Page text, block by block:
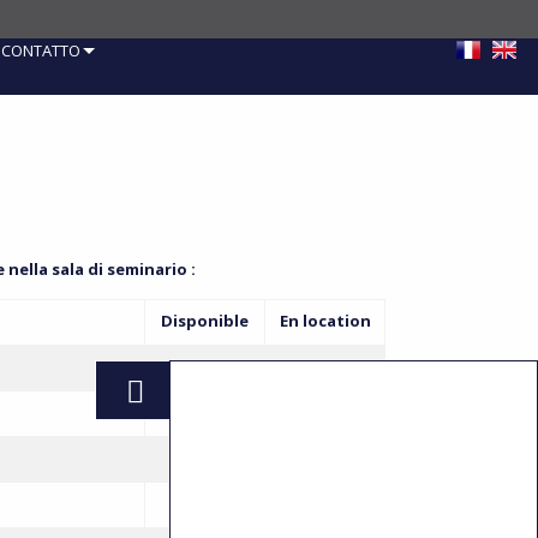
CONTATTO
sala di seminario :
Disponible En location